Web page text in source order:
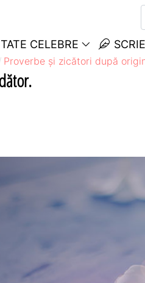
CELEBRE
Proverbe și zicători după